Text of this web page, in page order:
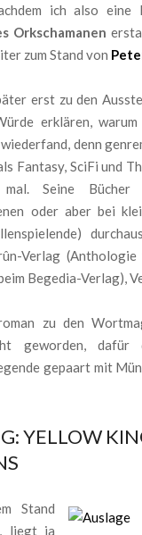
ich also eine
Orkschamanen
zum Stand von
erst zu den
erklären,
denn
Fantasy, SciFi und
mal. Seine
oder aber bei
Verlag (Anthologie
Begedia-Verlag),
zu den
geworden, dafür
gepaart mit
YELLOW
Stand
liegt ja